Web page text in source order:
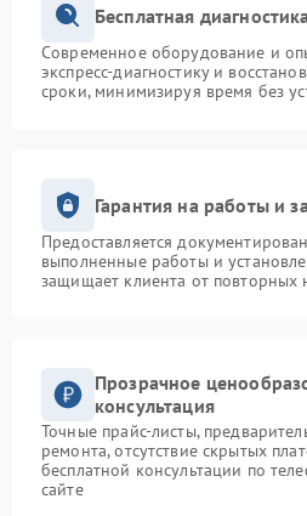
Бесплатная
Современное оборудование и
экспресс-диагностику и
сроки, минимизируя время без
Гарантия на работы и
Предоставляется
выполненные работы и
защищает клиента от повторных
Прозрачное
консультация
Точные прайс-листы,
ремонта, отсутствие скрытых
бесплатной консультации по
сайте